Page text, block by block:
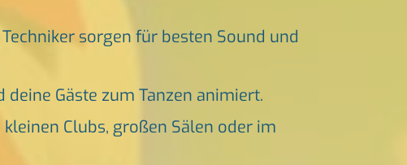
sorgen für besten Sound und
Gäste zum Tanzen animiert.
Clubs, großen Sälen oder im